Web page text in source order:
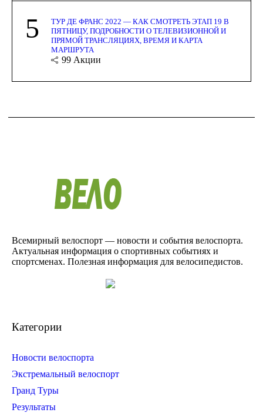
5
ТУР ДЕ ФРАНС 2022 — КАК СМОТРЕТЬ ЭТАП 19 В
ПЯТНИЦУ, ПОДРОБНОСТИ О ТЕЛЕВИЗИОННОЙ И
ПРЯМОЙ ТРАНСЛЯЦИЯХ, ВРЕМЯ И КАРТА
МАРШРУТА
99 Акции
Всемирный велоспорт — новости и события велоспорта.
Актуальная информация о спортивных событиях и
спортсменах. Полезная информация для велосипедистов.
Категории
Новости велоспорта
Экстремальный велоспорт
Гранд Туры
Результаты